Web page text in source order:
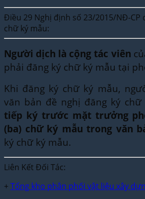
Điều 29 Nghị định số 23/2015/NĐ-CP
chữ ký mẫu:
Người dịch là cộng tác viên
phải đăng ký chữ ký mẫu tại
Khi đăng ký chữ ký mẫu,
văn bản đề nghị đăng ký chữ
tiếp ký trước mặt trưởng
(ba) chữ ký mẫu trong văn
ký chữ ký mẫu.
Liên Kết Đối Tác:
+ Tổng kho phân phối vật liệu xây